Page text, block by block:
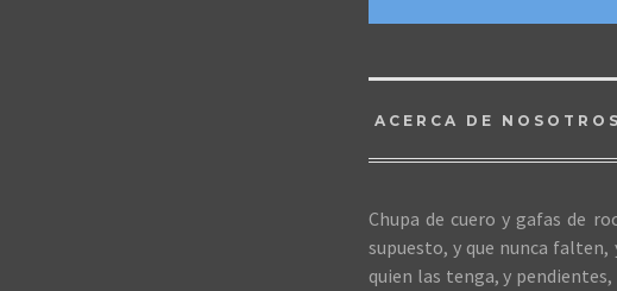
ACERCA DE
Chupa de cuero y gafas de
supuesto, y que nunca falten,
quien las tenga, y